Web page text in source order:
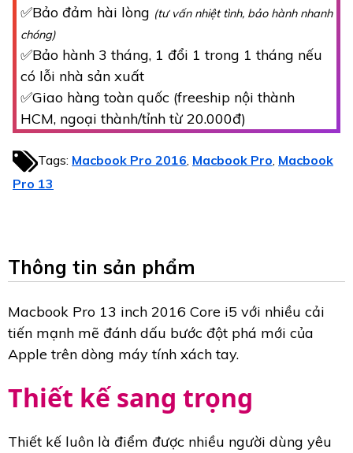
✅Bảo đảm hài lòng (tư vấn nhiệt tình, bảo hành nhanh
chóng)
✅Bảo hành 3 tháng, 1 đổi 1 trong 1 tháng nếu
có lỗi nhà sản xuất
✅Giao hàng toàn quốc (freeship nội thành
HCM, ngoại thành/tỉnh từ 20.000đ)
Tags: Macbook Pro 2016 Macbook Pro Macbook
Pro 13
Thông tin sản phẩm
Macbook Pro 13 inch 2016 Core i5 với nhiều cải
tiến mạnh mẽ đánh dấu bước đột phá mới của
Apple trên dòng máy tính xách tay.
Thiết kế sang trọng
Thiết kế luôn là điểm được nhiều người dùng yêu